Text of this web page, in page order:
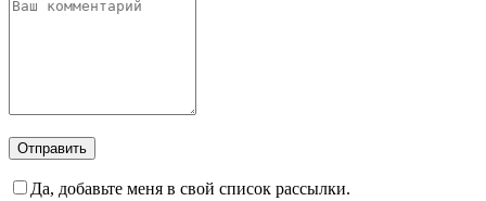
Да, добавьте меня в свой список рассылки.